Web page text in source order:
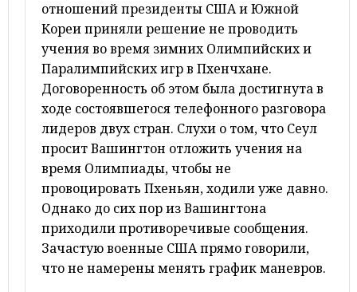
отношений президенты США и Южной
Кореи приняли решение не проводить
учения во время зимних Олимпийских и
Паралимпийских игр в Пхенчхане.
Договоренность об этом была достигнута в
ходе состоявшегося телефонного разговора
лидеров двух стран. Слухи о том, что Сеул
просит Вашингтон отложить учения на
время Олимпиады, чтобы не
провоцировать Пхеньян, ходили уже давно.
Однако до сих пор из Вашингтона
приходили противоречивые сообщения.
Зачастую военные США прямо говорили,
что не намерены менять график маневров.